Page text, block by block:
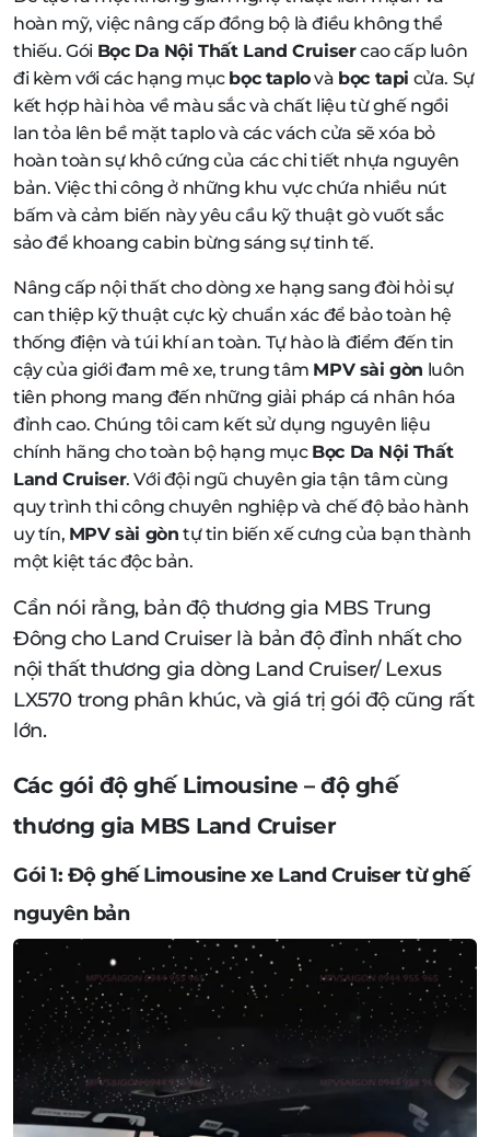
hoàn mỹ, việc nâng cấp đồng bộ là điều không thể
thiếu. Gói Bọc Da Nội Thất Land Cruisercao cấp luôn
đi kèm với các hạng mục bọc taplovà bọc tapi cửa. Sự
kết hợp hài hòa về màu sắc và chất liệu từ ghế ngồi
lan tỏa lên bề mặt taplo và các vách cửa sẽ xóa bỏ
hoàn toàn sự khô cứng của các chi tiết nhựa nguyên
bản. Việc thi công ở những khu vực chứa nhiều nút
bấm và cảm biến này yêu cầu kỹ thuật gò vuốt sắc
sảo để khoang cabin bừng sáng sự tinh tế.
Nâng cấp nội thất cho dòng xe hạng sang đòi hỏi sự
can thiệp kỹ thuật cực kỳ chuẩn xác để bảo toàn hệ
thống điện và túi khí an toàn. Tự hào là điểm đến tin
cậy của giới đam mê xe, trung tâm MPV sài gòn luôn
tiên phong mang đến những giải pháp cá nhân hóa
đỉnh cao. Chúng tôi cam kết sử dụng nguyên liệu
chính hãng cho toàn bộ hạng mục Bọc Da Nội Thất
Land Cruiser. Với đội ngũ chuyên gia tận tâm cùng
quy trình thi công chuyên nghiệp và chế độ bảo hành
uy tín, MPV sài gòn tự tin biến xế cưng của bạn thành
một kiệt tác độc bản.
Cần nói rằng, bản độ thương gia MBS Trung
Đông cho Land Cruiser là bản độ đỉnh nhất cho
nội thất thương gia dòng Land Cruiser/ Lexus
LX570 trong phân khúc, và giá trị gói độ cũng rất
lớn.
Các gói độ ghế Limousine – độ ghế
thương gia MBS Land Cruiser
Gói 1: Độ ghế Limousine xe Land Cruiser từ ghế
nguyên bản